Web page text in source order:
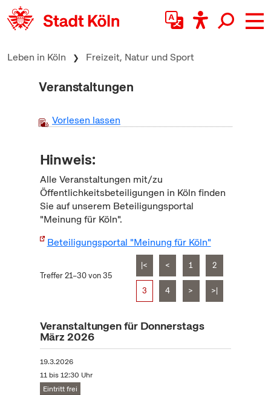
zum Inhalt springen
Leben in Köln Freizeit, Natur und Sport
Veranstaltungen
Vorlesen lassen
Hinweis:
Alle Veranstaltungen mit/zu
Öffentlichkeitsbeteiligungen in Köln finden
Sie auf unserem Beteiligungsportal
"Meinung für Köln".
Beteiligungsportal "Meinung für Köln"
Treffer 21–30 von 35
|< < 1 2
3 4 > >|
Veranstaltungen für Donnerstags
März 2026
19.3.2026
11 bis 12:30 Uhr
Eintritt frei